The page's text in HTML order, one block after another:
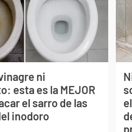
ni
esta es la MEJOR
el sarro de las
inodoro